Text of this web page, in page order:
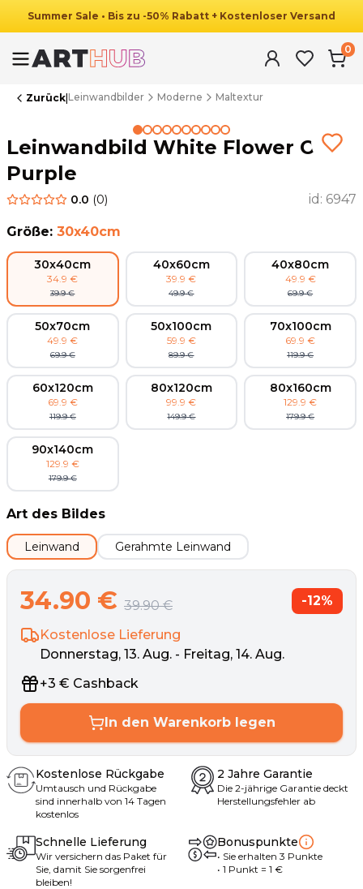
Summer Sale • Bis zu -50% Rabatt + Kostenloser Versand
0
Zurück Leinwandbilder Moderne Maltextur
Leinwandbild White Flower On
Purple
0.0 (0) id: 6947
Größe: 30x40cm
30x40cm
34.9 €
39.9 €
40x60cm
39.9 €
49.9 €
40x80cm
49.9 €
69.9 €
50x70cm
49.9 €
69.9 €
50x100cm
59.9 €
89.9 €
70x100cm
69.9 €
119.9 €
60x120cm
69.9 €
119.9 €
80x120cm
99.9 €
149.9 €
80x160cm
129.9 €
179.9 €
90x140cm
129.9 €
179.9 €
Art des Bildes
Leinwand Gerahmte Leinwand
34.90 € 39.90 € -12%
Kostenlose Lieferung
Donnerstag, 13. Aug. - Freitag, 14. Aug.
+3 € Cashback
In den Warenkorb legen
Kostenlose Rückgabe
Umtausch und Rückgabe
sind innerhalb von 14 Tagen
kostenlos
2 Jahre Garantie
Die 2-jährige Garantie deckt
Herstellungsfehler ab
Schnelle Lieferung
Wir versichern das Paket für
Sie, damit Sie sorgenfrei
bleiben!
Bonuspunkte
• Sie erhalten 3 Punkte
• 1 Punkt = 1 €